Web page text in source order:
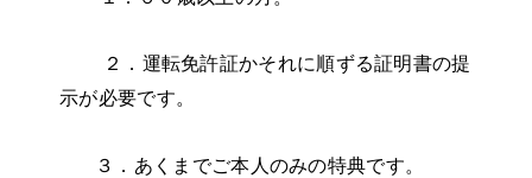
２．運転免許証かそれに順ずる証明書の提
示が必要です。
３．あくまでご本人のみの特典です。